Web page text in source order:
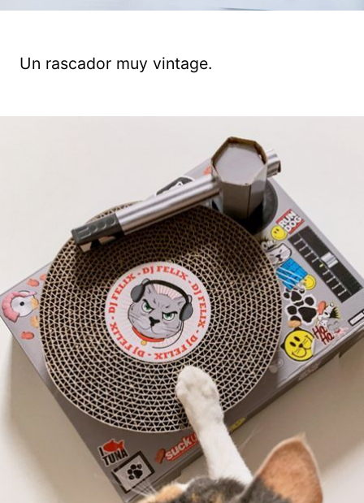
Un rascador muy vintage.